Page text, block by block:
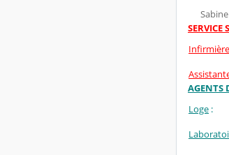
SERVICE
AGENTS
Loge :